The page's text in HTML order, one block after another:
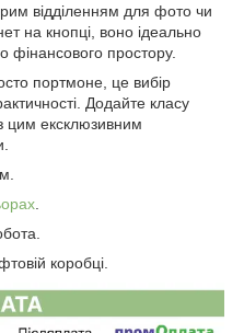
відділенням для фото чи
на кнопці, воно ідеально
фінансового простору.
портмоне, це вибір
Додайте класу
цим ексклюзивним
коробці.